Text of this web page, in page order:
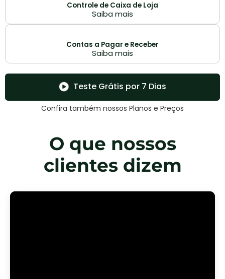
Controle de Caixa de Loja
Saiba mais
Contas a Pagar e Receber
Saiba mais
Teste Grátis por 7 Dias
Confira também nossos Planos e Preços
O que nossos
clientes dizem